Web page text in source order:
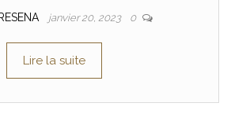
janvier 20, 2023 0
Lire la suite